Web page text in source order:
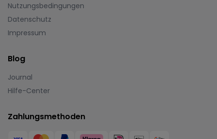
Nutzungsbedingungen
Datenschutz
Impressum
Blog
Journal
Hilfe-Center
Zahlungsmethoden